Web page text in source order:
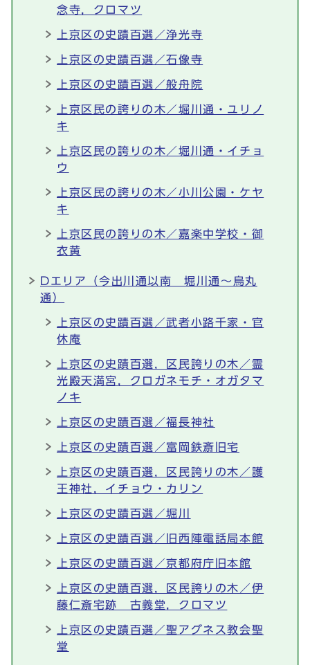
念寺，クロマツ
上京区の史蹟百選／浄光寺
上京区の史蹟百選／石像寺
上京区の史蹟百選／般舟院
上京区民の誇りの木／堀川通・ユリノ
キ
上京区民の誇りの木／堀川通・イチョ
ウ
上京区民の誇りの木／小川公園・ケヤ
キ
上京区民の誇りの木／嘉楽中学校・御
衣黄
Dエリア（今出川通以南 堀川通～烏丸
通）
上京区の史蹟百選／武者小路千家・官
休庵
上京区の史蹟百選，区民誇りの木／霊
光殿天満宮，クロガネモチ・オガタマ
ノキ
上京区の史蹟百選／福長神社
上京区の史蹟百選／富岡鉄斎旧宅
上京区の史蹟百選，区民誇りの木／護
王神社，イチョウ・カリン
上京区の史蹟百選／堀川
上京区の史蹟百選／旧西陣電話局本館
上京区の史蹟百選／京都府庁旧本館
上京区の史蹟百選，区民誇りの木／伊
藤仁斎宅跡 古義堂，クロマツ
上京区の史蹟百選／聖アグネス教会聖
堂